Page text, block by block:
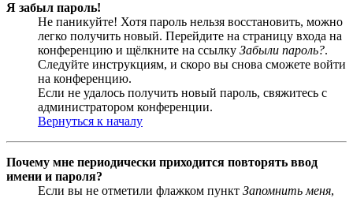
Я забыл пароль!
Не паникуйте! Хотя пароль нельзя восстановить, можно
легко получить новый. Перейдите на страницу входа на
конференцию и щёлкните на ссылку Забыли пароль?.
Следуйте инструкциям, и скоро вы снова сможете войти
на конференцию.
Если не удалось получить новый пароль, свяжитесь с
администратором конференции.
Вернуться к началу
Почему мне периодически приходится повторять ввод
имени и пароля?
Если вы не отметили флажком пункт Запомнить меня,